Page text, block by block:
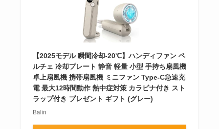
【2025モデル 瞬間冷却-20℃】ハンディファン ペ
ルチェ 冷却プレート 静音 軽量 小型 手持ち扇風機
卓上扇風機 携帯扇風機 ミニファン Type-C急速充
電 最大12時間動作 熱中症対策 カラビナ付き スト
ラップ付き プレゼント ギフト (グレー)
Balin